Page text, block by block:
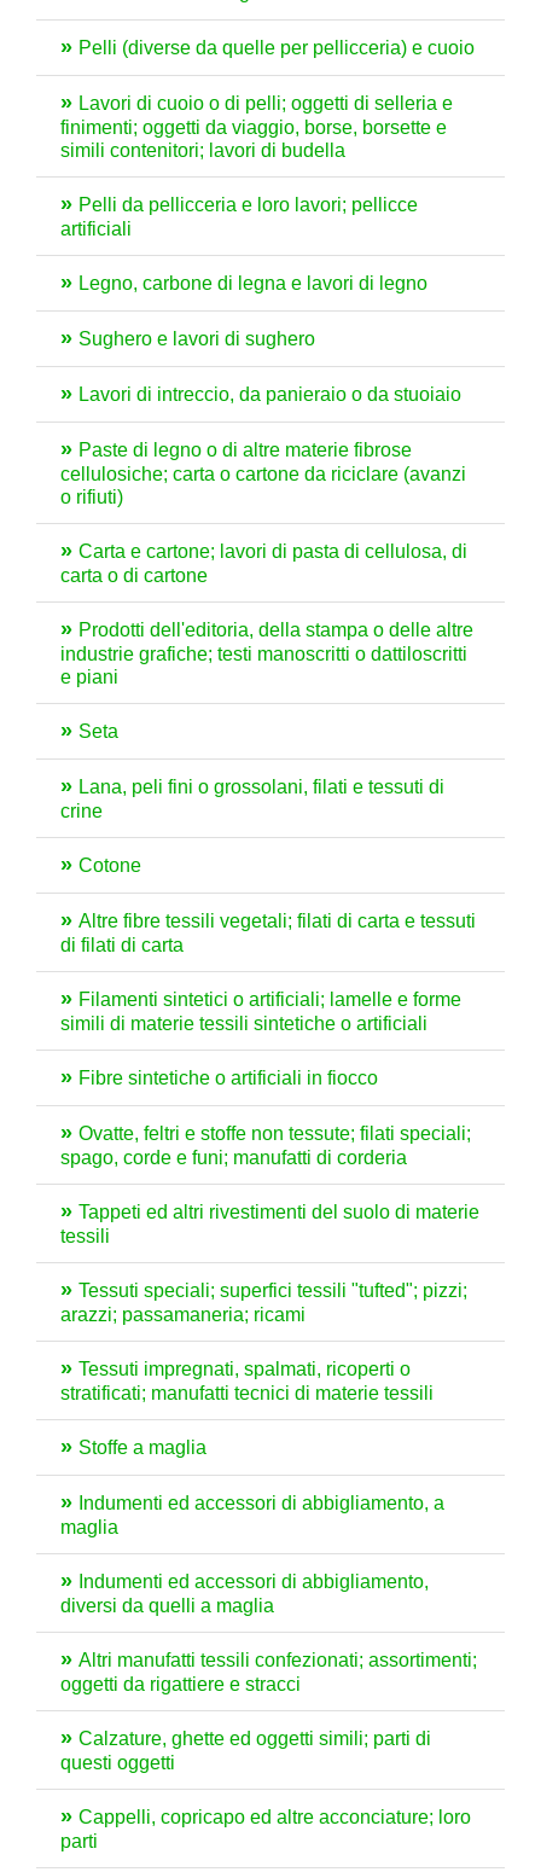
Pelli (diverse da quelle per pellicceria) e cuoio
Lavori di cuoio o di pelli; oggetti di selleria e
finimenti; oggetti da viaggio, borse, borsette e
simili contenitori; lavori di budella
Pelli da pellicceria e loro lavori; pellicce
artificiali
Legno, carbone di legna e lavori di legno
Sughero e lavori di sughero
Lavori di intreccio, da panieraio o da stuoiaio
Paste di legno o di altre materie fibrose
cellulosiche; carta o cartone da riciclare (avanzi
o rifiuti)
Carta e cartone; lavori di pasta di cellulosa, di
carta o di cartone
Prodotti dell'editoria, della stampa o delle altre
industrie grafiche; testi manoscritti o dattiloscritti
e piani
Seta
Lana, peli fini o grossolani, filati e tessuti di
crine
Cotone
Altre fibre tessili vegetali; filati di carta e tessuti
di filati di carta
Filamenti sintetici o artificiali; lamelle e forme
simili di materie tessili sintetiche o artificiali
Fibre sintetiche o artificiali in fiocco
Ovatte, feltri e stoffe non tessute; filati speciali;
spago, corde e funi; manufatti di corderia
Tappeti ed altri rivestimenti del suolo di materie
tessili
Tessuti speciali; superfici tessili "tufted"; pizzi;
arazzi; passamaneria; ricami
Tessuti impregnati, spalmati, ricoperti o
stratificati; manufatti tecnici di materie tessili
Stoffe a maglia
Indumenti ed accessori di abbigliamento, a
maglia
Indumenti ed accessori di abbigliamento,
diversi da quelli a maglia
Altri manufatti tessili confezionati; assortimenti;
oggetti da rigattiere e stracci
Calzature, ghette ed oggetti simili; parti di
questi oggetti
Cappelli, copricapo ed altre acconciature; loro
parti